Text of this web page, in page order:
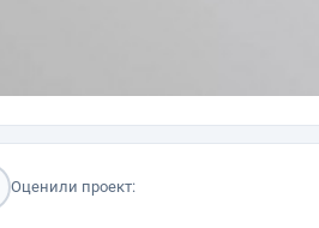
Оценили проект: